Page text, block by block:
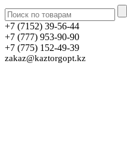
+7 (7152) 39-56-44
+7 (777) 953-90-90
+7 (775) 152-49-39
zakaz@kaztorgopt.kz